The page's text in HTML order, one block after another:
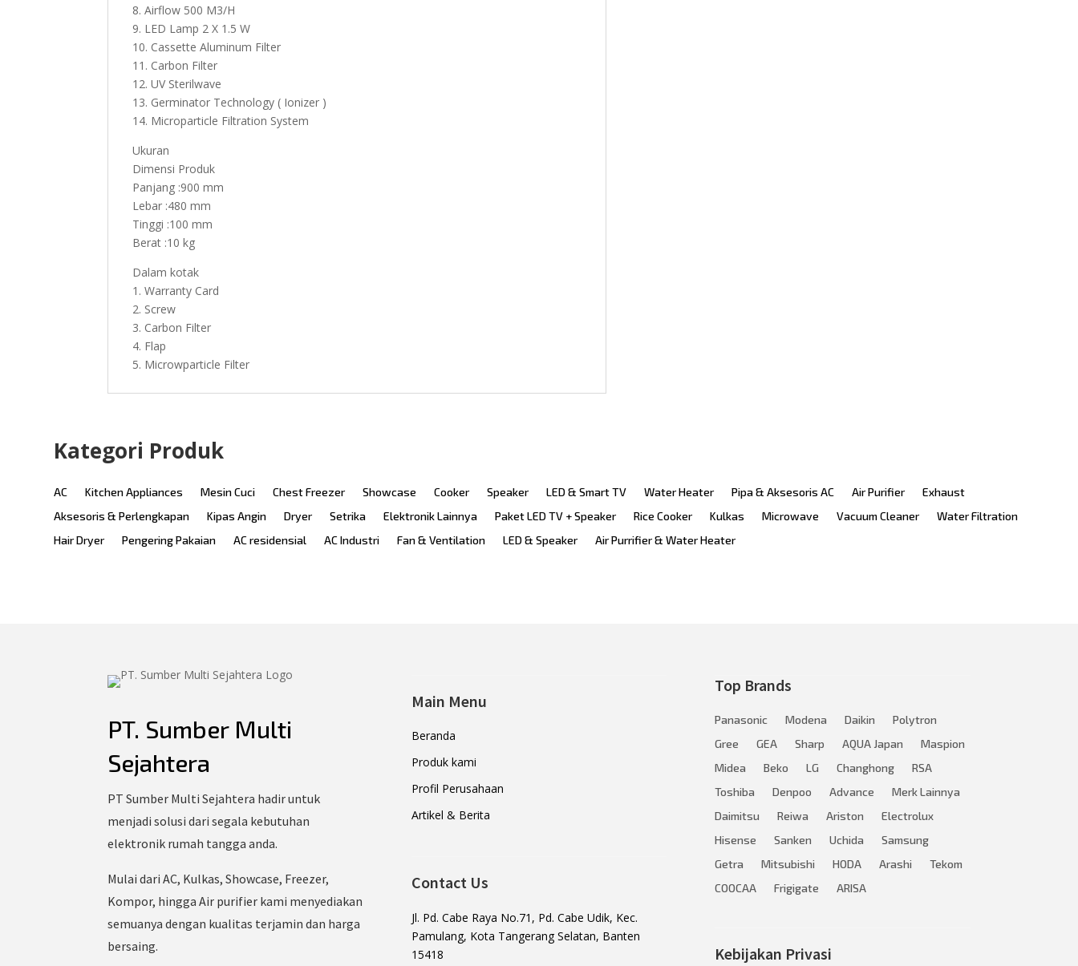
8. Airflow 500 M3/H
9. LED Lamp 2 X 1.5 W
10. Cassette Aluminum Filter
11. Carbon Filter
12. UV Sterilwave
13. Germinator Technology ( Ionizer )
14. Microparticle Filtration System
Ukuran
Dimensi Produk
Panjang :900 mm
Lebar :480 mm
Tinggi :100 mm
Berat :10 kg
Dalam kotak
1. Warranty Card
2. Screw
3. Carbon Filter
4. Flap
5. Microwparticle Filter
Kategori Produk
AC Kitchen Appliances Mesin Cuci Chest Freezer Showcase Cooker Speaker LED & Smart TV Water Heater Pipa & Aksesoris AC Air Purifier
Exhaust
Aksesoris & Perlengkapan
Kipas Angin Dryer Setrika Elektronik Lainnya Paket LED TV + Speaker Rice Cooker Kulkas Microwave Vacuum Cleaner
Water Filtration
Hair Dryer
Pengering Pakaian AC residensial AC Industri Fan & Ventilation LED & Speaker Air Purrifier & Water Heater
PT. Sumber Multi
Sejahtera
PT Sumber Multi Sejahtera hadir untuk
menjadi solusi dari segala kebutuhan
elektronik rumah tangga anda.
Mulai dari AC, Kulkas, Showcase, Freezer,
Kompor, hingga Air purifier kami menyediakan
semuanya dengan kualitas terjamin dan harga
bersaing.
Main Menu
Beranda
Produk kami
Profil Perusahaan
Artikel & Berita
Contact Us
Jl. Pd. Cabe Raya No.71, Pd. Cabe Udik, Kec.
Pamulang, Kota Tangerang Selatan, Banten
15418
Top Brands
Panasonic Modena Daikin
Polytron
Gree
GEA Sharp AQUA Japan
Maspion
Midea
Beko LG Changhong
RSA
Toshiba
Denpoo Advance
Merk Lainnya
Daimitsu
Reiwa Ariston
Electrolux
Hisense
Sanken Uchida
Samsung
Getra
Mitsubishi HODA Arashi
Tekom
COOCAA
Frigigate ARISA
Kebijakan Privasi